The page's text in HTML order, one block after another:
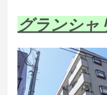
グランシャ